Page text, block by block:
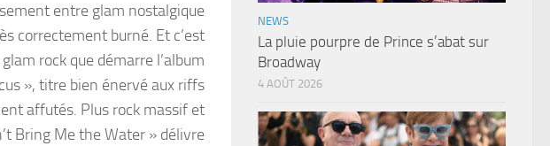
entre glam nostalgique
correctement burné. Et c’est
rock que démarre l’album
», titre bien énervé aux riffs
affutés. Plus rock massif et
Bring Me the Water » délivre
NEWS
La pluie pourpre de Prince s’abat sur
Broadway
4 AOÛT 2026